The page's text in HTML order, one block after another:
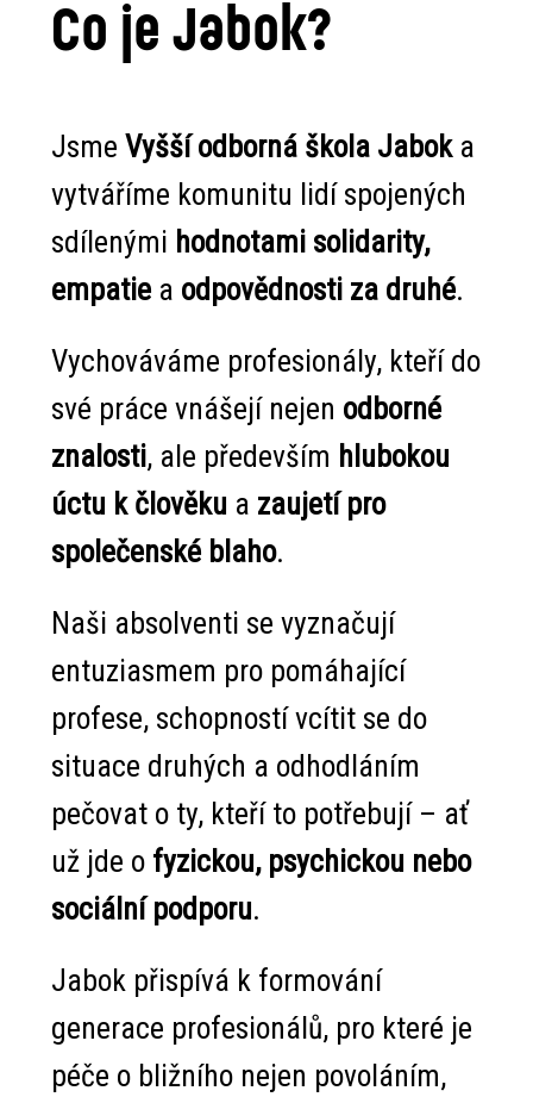
Co je Jabok?
Jsme Vyšší odborná škola Jabok a
vytváříme komunitu lidí spojených
sdílenými hodnotami solidarity,
empatiea odpovědnosti za druhé.
Vychováváme profesionály, kteří do
své práce vnášejí nejen odborné
znalosti, ale především hlubokou
úctu k člověku a zaujetí pro
společenské blaho.
Naši absolventi se vyznačují
entuziasmem pro pomáhající
profese, schopností vcítit se do
situace druhých a odhodláním
pečovat o ty, kteří to potřebují – ať
už jde o fyzickou, psychickou nebo
sociální podporu.
Jabok přispívá k formování
generace profesionálů, pro které je
péče o bližního nejen povoláním,